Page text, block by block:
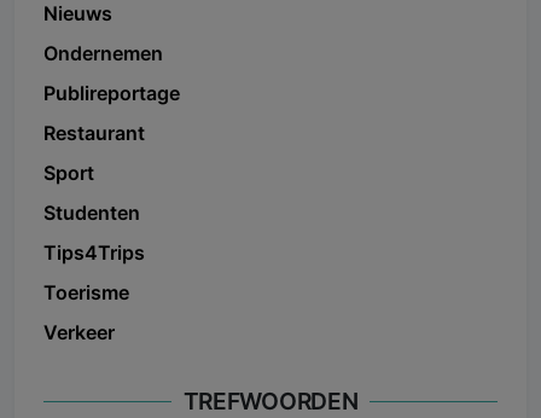
Nieuws
Ondernemen
Publireportage
Restaurant
Sport
Studenten
Tips4Trips
Toerisme
Verkeer
TREFWOORDEN